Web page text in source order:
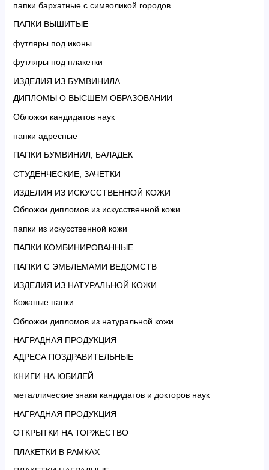
папки бархатные с символикой городов
ПАПКИ ВЫШИТЫЕ
футляры под иконы
футляры под плакетки
ИЗДЕЛИЯ ИЗ БУМВИНИЛА
ДИПЛОМЫ О ВЫСШЕМ ОБРАЗОВАНИИ
Обложки кандидатов наук
папки адресные
ПАПКИ БУМВИНИЛ, БАЛАДЕК
СТУДЕНЧЕСКИЕ, ЗАЧЕТКИ
ИЗДЕЛИЯ ИЗ ИСКУССТВЕННОЙ КОЖИ
Обложки дипломов из искусственной кожи
папки из искусственной кожи
ПАПКИ КОМБИНИРОВАННЫЕ
ПАПКИ С ЭМБЛЕМАМИ ВЕДОМСТВ
ИЗДЕЛИЯ ИЗ НАТУРАЛЬНОЙ КОЖИ
Кожаные папки
Обложки дипломов из натуральной кожи
НАГРАДНАЯ ПРОДУКЦИЯ
АДРЕСА ПОЗДРАВИТЕЛЬНЫЕ
КНИГИ НА ЮБИЛЕЙ
металлические знаки кандидатов и докторов наук
НАГРАДНАЯ ПРОДУКЦИЯ
ОТКРЫТКИ НА ТОРЖЕСТВО
ПЛАКЕТКИ В РАМКАХ